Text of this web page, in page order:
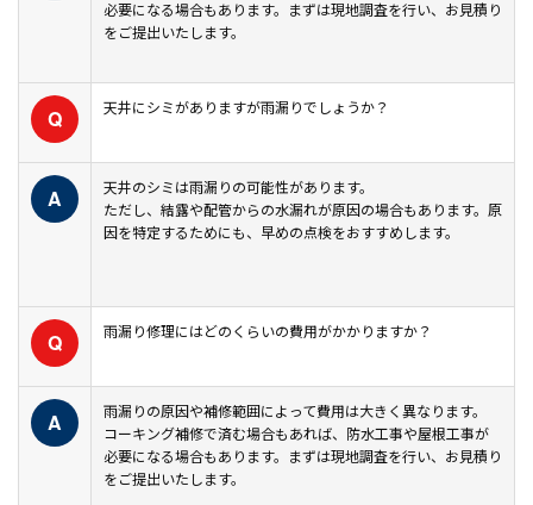
必要になる場合もあります。まずは現地調査を行い、お見積り
をご提出いたします。
Q 天井にシミがありますが雨漏りでしょうか？
A
天井のシミは雨漏りの可能性があります。
ただし、結露や配管からの水漏れが原因の場合もあります。原
因を特定するためにも、早めの点検をおすすめします。
Q 雨漏り修理にはどのくらいの費用がかかりますか？
A
雨漏りの原因や補修範囲によって費用は大きく異なります。
コーキング補修で済む場合もあれば、防水工事や屋根工事が
必要になる場合もあります。まずは現地調査を行い、お見積り
をご提出いたします。